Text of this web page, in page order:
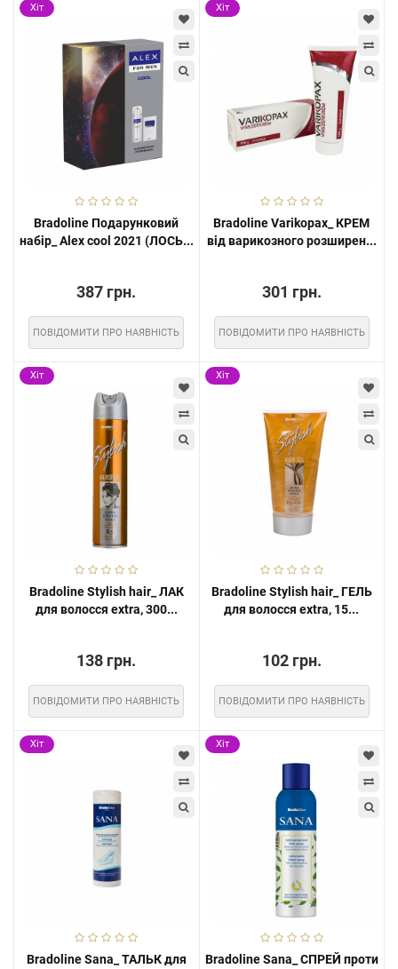
Хіт
Bradoline Подарунковий
набір_ Alex cool 2021 (ЛОСЬ...
387 грн.
ПОВІДОМИТИ ПРО НАЯВНІСТЬ
Хіт
Bradoline Varikopax_ КРЕМ
від варикозного розширен...
301 грн.
ПОВІДОМИТИ ПРО НАЯВНІСТЬ
Хіт
Bradoline Stylish hair_ ЛАК
для волосся extra, 300...
138 грн.
ПОВІДОМИТИ ПРО НАЯВНІСТЬ
Хіт
Bradoline Stylish hair_ ГЕЛЬ
для волосся extra, 15...
102 грн.
ПОВІДОМИТИ ПРО НАЯВНІСТЬ
Хіт
Bradoline Sana_ ТАЛЬК для
Хіт
Bradoline Sana_ СПРЕЙ проти